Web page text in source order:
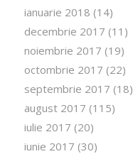
ianuarie 2018 (14)
decembrie 2017 (11)
noiembrie 2017 (19)
octombrie 2017 (22)
septembrie 2017 (18)
august 2017 (115)
iulie 2017 (20)
iunie 2017 (30)